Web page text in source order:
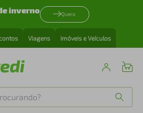
inverno Quero
Viagens Imóveis e Veículos